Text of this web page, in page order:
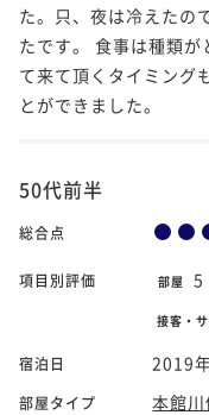
た。只、夜は冷えたの
たです。 食事は種類
て来て頂くタイミング
とができました。
50代前半
総合点
項目別評価 部屋 5
接客・
宿泊日 2019
部屋タイプ
本館